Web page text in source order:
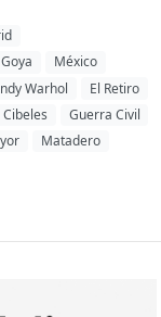
Goya
México
Warhol
El Retiro
Cibeles
Guerra Civil
Matadero